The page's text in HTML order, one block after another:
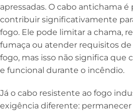
apressadas. O cabo antichama
contribuir significativamente
fogo. Ele pode limitar a chama,
fumaça ou atender requisitos
fogo, mas isso não significa que
e funcional durante o incêndio.
Já o cabo resistente ao fogo
exigência diferente: